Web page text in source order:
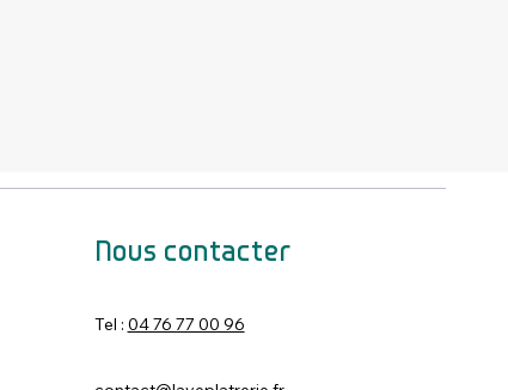
Nous contacter
Tel : 04 76 77 00 96